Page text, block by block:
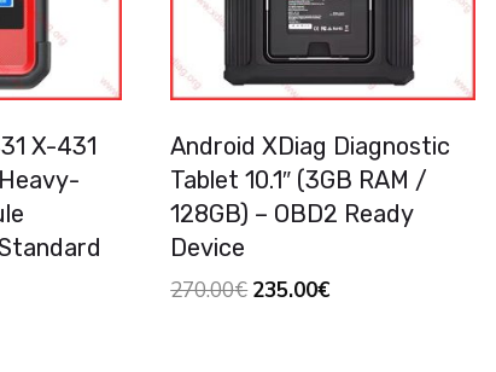
X-431
Android XDiag Diagnostic
Tablet 10.1″ (3GB RAM /
128GB) – OBD2 Ready
Device
270.00€ Original
235.00€Current